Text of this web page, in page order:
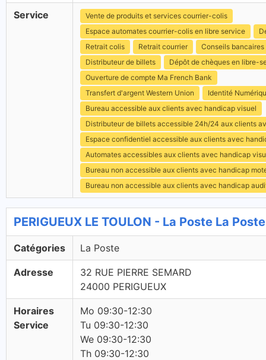
Service
Vente de produits et services courrier-colis
Espace automates courrier-colis en libre service
Retrait colis
Retrait courrier
Conseils bancaires
Distributeur de billets
Dépôt de chèques en libre-
Ouverture de compte Ma French Bank
Transfert d'argent Western Union
Identité
Bureau accessible aux clients avec handicap visuel
Distributeur de billets accessible 24h/24 aux clients
Espace confidentiel accessible aux clients avec
Automates accessibles aux clients avec handicap
Bureau non accessible aux clients avec handicap
Bureau non accessible aux clients avec handicap
PERIGUEUX LE TOULON - La Poste La Poste
Catégories La Poste
Adresse
32 RUE PIERRE SEMARD
24000 PERIGUEUX
Horaires
Service
Mo 09:30-12:30
Tu 09:30-12:30
We 09:30-12:30
Th 09:30-12:30